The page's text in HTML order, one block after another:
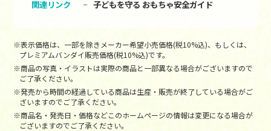
関連リンク
子どもを守る おもちゃ安全ガイド
※表示価格は、一部を除きメーカー希望小売価格(税10%込)、もしくは、
プレミアムバンダイ販売価格(税10%込)です。
※商品の写真・イラストは実際の商品と一部異なる場合がございますので
ご了承ください。
※発売から時間の経過している商品は生産・販売が終了している場合がご
ざいますのでご了承ください。
※商品名・発売日・価格などこのホームページの情報は変更になる場合が
ございますのでご了承ください。